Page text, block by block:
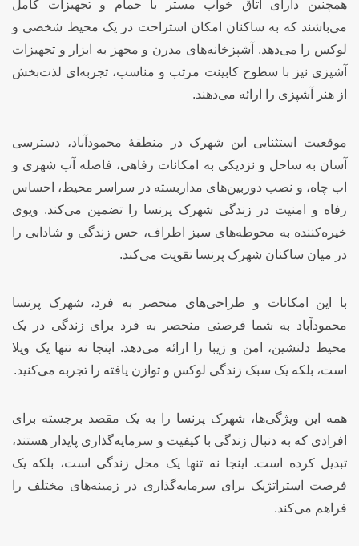
همچنین دارای اتاق خواب مستر با حمام و تجهیزات کامل
می‌باشند که به ساکنان امکان استراحت در یک محیط شخصی و
لوکس را می‌دهد. آشپزخانه‌های مدرن و مجهز به ابزار و تجهیزات
آشپزی نیز با سطوح کابینت مرتب و مناسب، تجربه‌ای لذت‌بخش
از هنر آشپزی را ارائه می‌دهند.
موقعیت استثنایی این شهرک در منطقهٔ محمودآباد، دسترسی
آسان به ساحل و نزدیکی به امکانات رفاهی، فاصله آب شهری و
اب چاه، و نصب دوربین‌های مداربسته در سراسر محیط، احساس
رفاه و امنیت در زندگی شهرک پرنسا را تضمین می‌کند. ویوی
خیره‌کننده به محوطه‌های سبز اطراف، حس زندگی و شادابی را
در میان ساکنان شهرک پرنسا تقویت می‌کند.
با این امکانات و طراحی‌های منحصر به فرد، شهرک پرنسا
محمودآباد به شما فرصتی منحصر به فرد برای زندگی در یک
محیط دلنشین، امن و زیبا را ارائه می‌دهد. اینجا نه تنها یک ویلا
است، بلکه یک سبک زندگی لوکس و توازن یافته را تجربه می‌کنید.
همه این ویژگی‌ها، شهرک پرنسا را به یک مقصد برجسته برای
افرادی که به دنبال زندگی با کیفیت و سرمایه‌گذاری پایدار هستند،
تبدیل کرده است. اینجا نه تنها یک محل زندگی است، بلکه یک
فرصت استراتژیک برای سرمایه‌گذاری در زمینه‌های مختلف را
فراهم می‌کند.